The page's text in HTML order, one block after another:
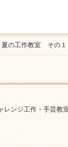
夏の工作教室 その１
レンジ工作・手芸